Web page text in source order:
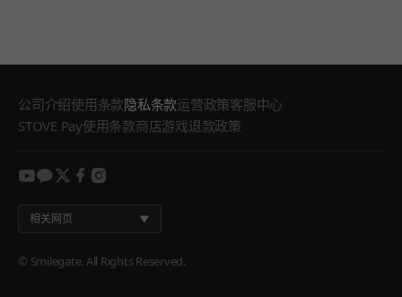
公司介绍使用条款隐私条款运营政策客服中心
STOVE Pay使用条款商店游戏退款政策
youtube
kakao
twitter
facebook
instagram
相关网页
© Smilegate. All Rights Reserved.